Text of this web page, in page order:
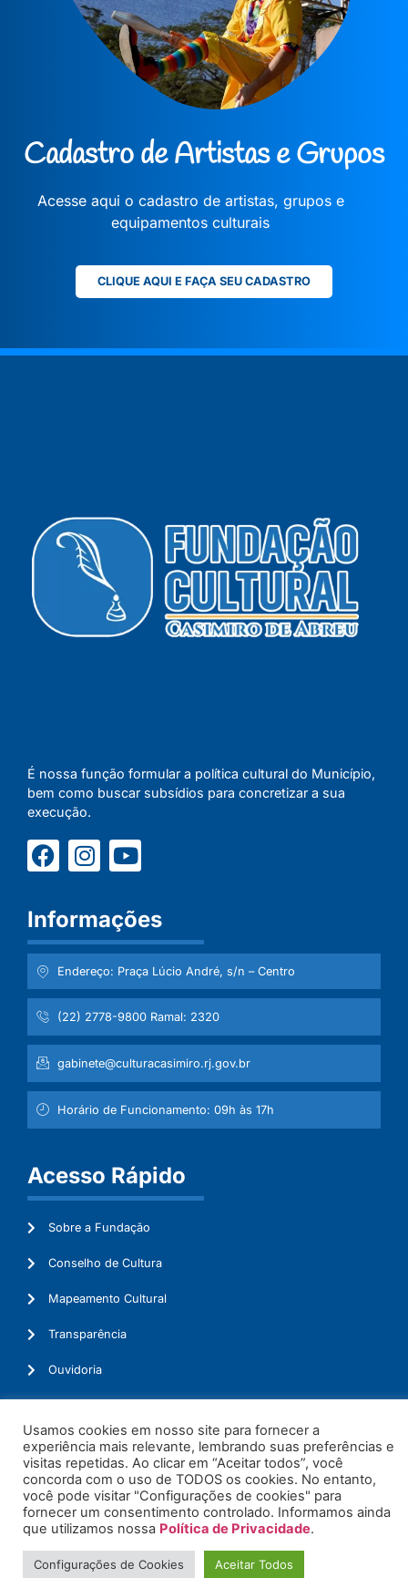
Cadastro de Artistas e Grupos
Acesse aqui o cadastro de artistas, grupos e
equipamentos culturais
CLIQUE AQUI E FAÇA SEU CADASTRO
É nossa função formular a política cultural do Município,
bem como buscar subsídios para concretizar a sua
execução.
Informações
Endereço: Praça Lúcio André, s/n – Centro
(22) 2778-9800 Ramal: 2320
gabinete@culturacasimiro.rj.gov.br
Horário de Funcionamento: 09h às 17h
Acesso Rápido
Sobre a Fundação
Conselho de Cultura
Mapeamento Cultural
Transparência
Ouvidoria
© 2026. Todos os Direitos Reservados.
Usamos cookies em nosso site para fornecer a
experiência mais relevante, lembrando suas preferências e
visitas repetidas. Ao clicar em “Aceitar todos”, você
concorda com o uso de TODOS os cookies. No entanto,
você pode visitar "Configurações de cookies" para
fornecer um consentimento controlado. Informamos ainda
que utilizamos nossa Política de Privacidade.
Configurações de Cookies Aceitar Todos